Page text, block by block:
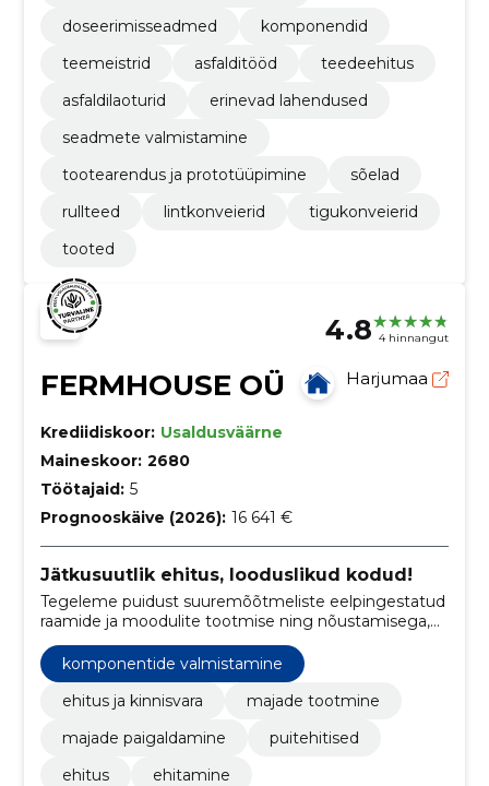
doseerimisseadmed
komponendid
teemeistrid
asfalditööd
teedeehitus
asfaldilaoturid
erinevad lahendused
seadmete valmistamine
tootearendus ja prototüüpimine
sõelad
rullteed
lintkonveierid
tigukonveierid
tooted
4.8 4 hinnangut
FERMHOUSE OÜ Harjumaa
Krediidiskoor: Usaldusväärne
Maineskoor: 2680
Töötajaid: 5
Prognooskäive (2026): 16 641 €
Jätkusuutlik ehitus, looduslikud kodud!
Tegeleme puidust suuremõõtmeliste eelpingestatud
raamide ja moodulite tootmise ning nõustamisega,
ehituslahendusi.
komponentide valmistamine
ehitus ja kinnisvara
majade tootmine
majade paigaldamine
puitehitised
ehitus
ehitamine